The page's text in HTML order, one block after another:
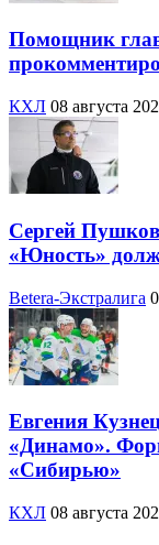
Помощник
КХЛ 08 августа
Сергей
«Юность»
Betera-Экстралига
Евгения
«Динамо».
«Сибирью»
КХЛ 08 августа